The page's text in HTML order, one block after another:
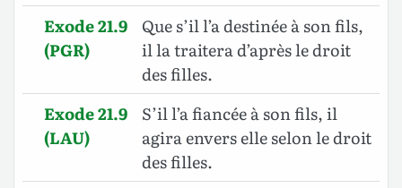
Exode 21.9
(PGR)
Que s’il l’a destinée à son fils,
il la traitera d’après le droit
des filles.
Exode 21.9
(LAU)
S’il l’a fiancée à son fils, il
agira envers elle selon le droit
des filles.